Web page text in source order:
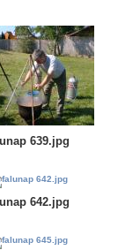
639.jpg
642.jpg